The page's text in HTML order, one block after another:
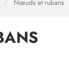
Nœuds et rubans